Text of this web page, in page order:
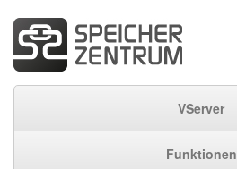
VServer
Funktionen